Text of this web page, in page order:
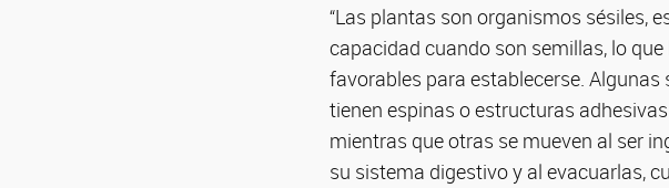
“Las plantas son organismos sésiles,
capacidad cuando son semillas, lo
favorables para establecerse.
tienen espinas o estructuras
mientras que otras se mueven al ser
su sistema digestivo y al evacuarlas,